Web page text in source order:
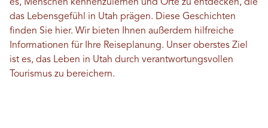
es, Menschen kennenzulernen und Orte zu entdecken, die
das Lebensgefühl in Utah prägen. Diese Geschichten
finden Sie hier. Wir bieten Ihnen außerdem hilfreiche
Informationen für Ihre Reiseplanung. Unser oberstes Ziel
ist es, das Leben in Utah durch verantwortungsvollen
Tourismus zu bereichern.